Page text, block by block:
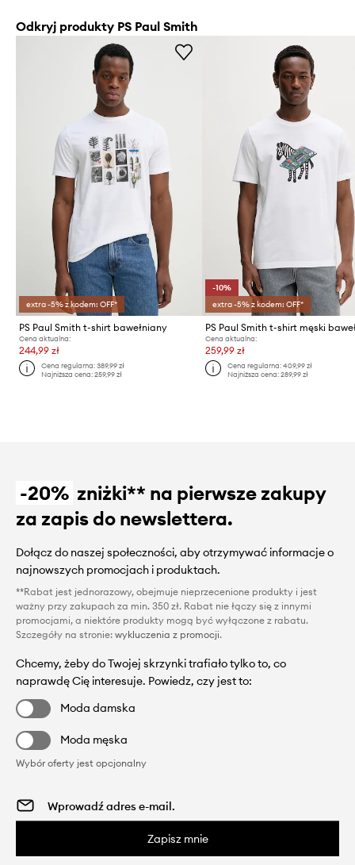
Odkryj produkty PS Paul Smith
extra -5% z kodem: OFF*
PS Paul Smith t-shirt bawełniany
Cena aktualna:
244,99 zł
Cena regularna:389,99 zł
Najniższa cena:259,99 zł
-10%
extra -5% z kodem: OFF*
Cena aktualna:
259,99 zł
Cena regularna: 409,99 zł
Najniższa cena: 289,99 zł
-20% zniżki** na pierwsze zakupy
za zapis do newslettera.
Dołącz do naszej społeczności, aby otrzymywać informacje o
najnowszych promocjach i produktach.
**Rabat jest jednorazowy, obejmuje nieprzecenione produkty i jest
ważny przy zakupach za min. 350 zł. Rabat nie łączy się z innymi
promocjami, a niektóre produkty mogą być wyłączone z rabatu.
Szczegóły na stronie: wykluczenia z promocji.
Chcemy, żeby do Twojej skrzynki trafiało tylko to, co
naprawdę Cię interesuje. Powiedz, czy jest to:
Moda damska
Moda męska
Wybór oferty jest opcjonalny
Zapisz mnie